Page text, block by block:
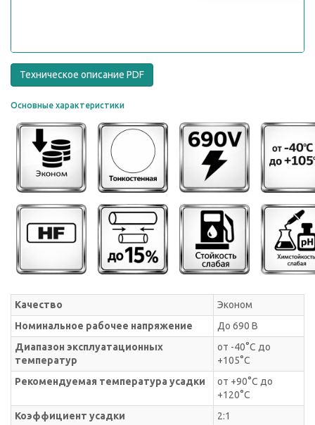
Техническое описание PDF
Основные характеристики
Качество
Эконом
Номинальное рабочее напряжение
До 690 В
Диапазон эксплуатационных
температур
от -40°С до
+105°С
Рекомендуемая температура усадки
от +90°С до
+120°С
Коэффициент усадки
2:1